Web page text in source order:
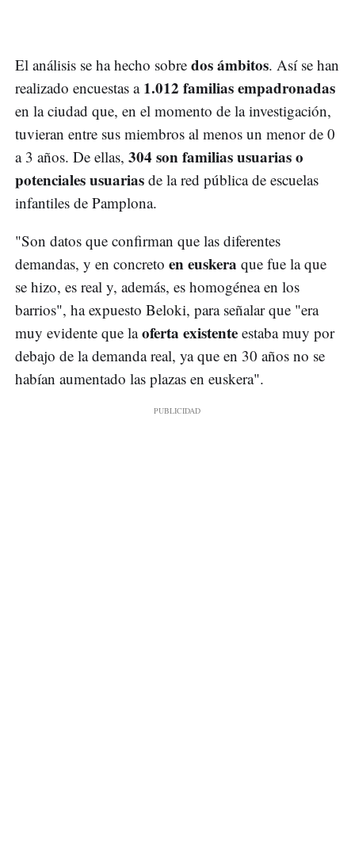
El análisis se ha hecho sobre dos ámbitos. Así se han
realizado encuestas a 1.012 familias empadronadas
en la ciudad que, en el momento de la investigación,
tuvieran entre sus miembros al menos un menor de 0
a 3 años. De ellas, 304 son familias usuarias o
potenciales usuarias de la red pública de escuelas
infantiles de Pamplona.
"Son datos que confirman que las diferentes
demandas, y en concreto en euskera que fue la que
se hizo, es real y, además, es homogénea en los
barrios", ha expuesto Beloki, para señalar que "era
muy evidente que laoferta existente estaba muy por
debajo de la demanda real, ya que en 30 años no se
habían aumentado las plazas en euskera".